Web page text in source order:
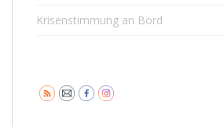
Krisenstimmung an Bord